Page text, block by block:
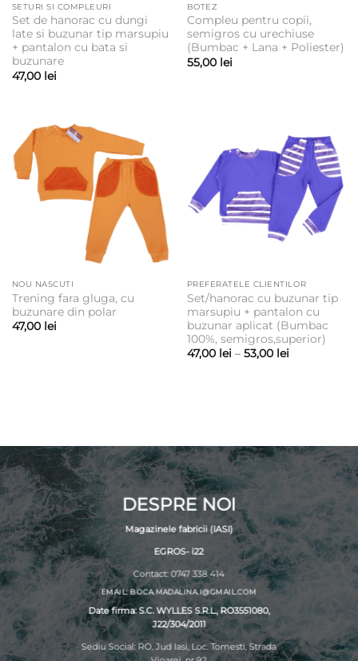
SETURI SI COMPLEURI
Set de hanorac cu dungi
late si buzunar tip marsupiu
+ pantalon cu bata si
buzunare
47,00 lei
BOTEZ
Compleu pentru copii,
semigros cu urechiuse
(Bumbac + Lana + Poliester)
55,00 lei
NOU NASCUTI
Trening fara gluga, cu
buzunare din polar
47,00 lei
PREFERATELE CLIENTILOR
Set/hanorac cu buzunar tip
marsupiu + pantalon cu
buzunar aplicat (Bumbac
100%, semigros,superior)
47,00 lei – 53,00 leiInterval
DESPRE NOI
Magazinele fabricii (IASI)
EGROS- i22
Contact: 0747 338 414
EMAIL: BOCA.MADALINA.I@GMAIL.COM
Date firma: S.C. WYLLES S.R.L., RO3551080,
J22/304/2011
Sediu Social: RO, Jud Iasi, Loc. Tomesti, Strada